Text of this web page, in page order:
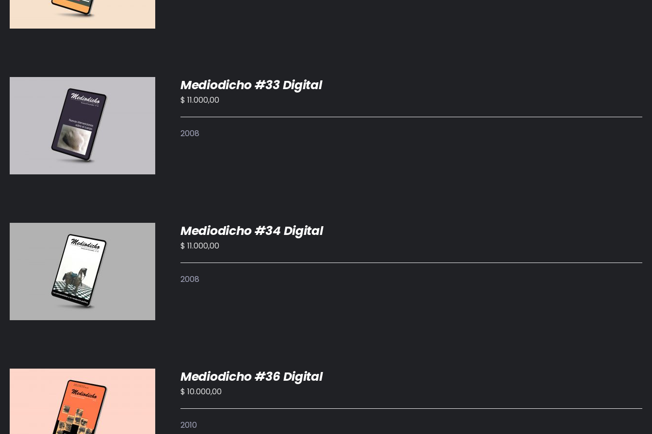
AÑADIR AL CARRITO /
Mediodicho #33 Digital
$ 11.000,00
2008
AÑADIR AL CARRITO /
Mediodicho #34 Digital
$ 11.000,00
2008
AÑADIR AL CARRITO /
Mediodicho #36 Digital
$ 10.000,00
2010